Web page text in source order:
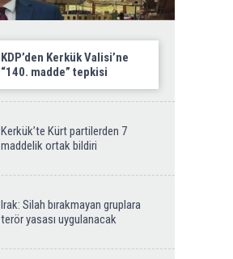
KDP’den Kerkük Valisi’ne
“140. madde” tepkisi
Kerkük’te Kürt partilerden 7
maddelik ortak bildiri
Irak: Silah bırakmayan gruplara
terör yasası uygulanacak